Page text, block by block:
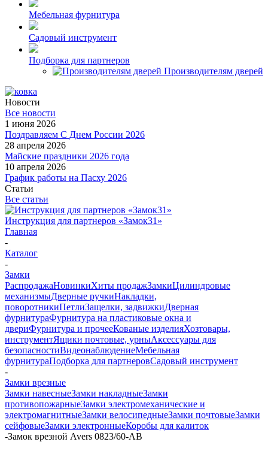
Мебельная фурнитура
Садовый инструмент
Подборка для партнеров
Производителям дверей
Новости
Все новости
1 июня 2026
Поздравляем С Днем России 2026
28 апреля 2026
Майские праздники 2026 года
10 апреля 2026
График работы на Пасху 2026
Статьи
Все статьи
Инструкция для партнеров «Замок31»
Главная
-
Каталог
-
Замки
РаспродажаНовинкиХиты продажЗамкиЦилиндровые
механизмыДверные ручкиНакладки,
поворотникиПетлиЗащелки, задвижкиДверная
фурнитураФурнитура на пластиковые окна и
двериФурнитура и прочееКованые изделияХозтовары,
инструментЯщики почтовые, урныАксессуары для
безопасностиВидеонаблюдениеМебельная
фурнитураПодборка для партнеровСадовый инструмент
-
Замки врезные
Замки навесныеЗамки накладныеЗамки
противопожарныеЗамки электромеханические и
электромагнитныеЗамки велосипедныеЗамки почтовыеЗамки
сейфовыеЗамки электронныеКоробы для калиток
-Замок врезной Avers 0823/60-AB